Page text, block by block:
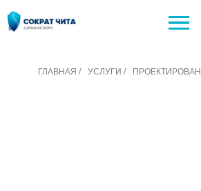
ГЛАВНАЯ / УСЛУГИ /